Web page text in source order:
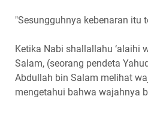
"Sesungguhnya kebenaran itu
Ketika Nabi shallallahu ‘alaihi
Salam, (seorang pendeta
Abdullah bin Salam melihat
mengetahui bahwa wajahnya